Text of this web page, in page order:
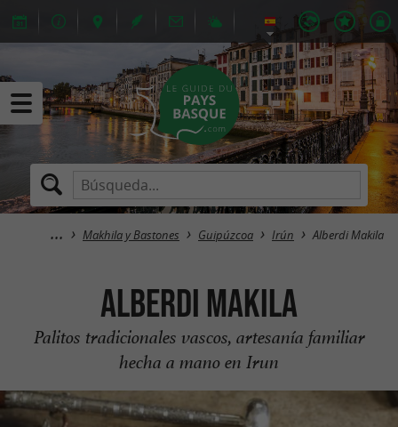
Makhila y Bastones Guipúzcoa Irún Alberdi Makila
Alberdi Makila
Palitos tradicionales vascos, artesanía familiar
hecha a mano en Irun